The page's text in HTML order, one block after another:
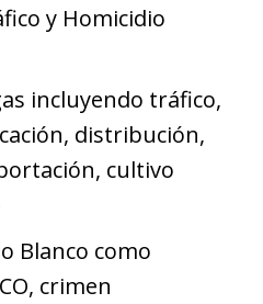
y Homicidio
incluyendo tráfico,
distribución,
cultivo
Blanco como
crimen